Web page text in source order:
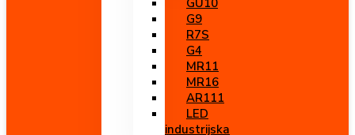
GU10
G9
R7S
G4
MR11
MR16
AR111
LED
industrijska